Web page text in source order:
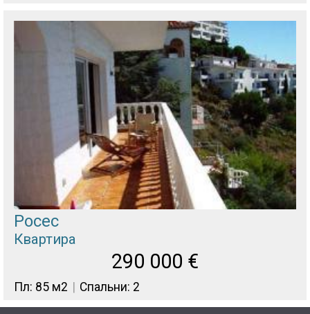
Росес
Квартира
290 000 €
Пл: 85 м2 Спальни: 2